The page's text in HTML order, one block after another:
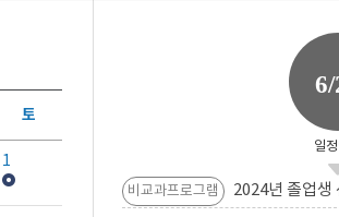
토
1
일
비교과프로그램 2024년 졸업생